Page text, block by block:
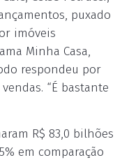
puxado
imóveis
Minha Casa,
respondeu por
“É bastante
R$ 83,0 bilhões
em comparação